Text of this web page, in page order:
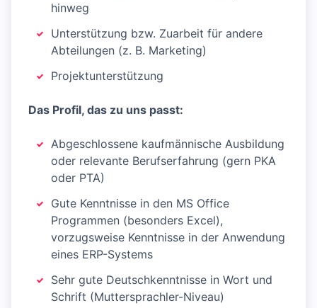
hinweg
Unterstützung bzw. Zuarbeit für andere
Abteilungen (z. B. Marketing)
Projektunterstützung
Das Profil, das zu uns passt:
Abgeschlossene kaufmännische Ausbildung
oder relevante Berufserfahrung (gern PKA
oder PTA)
Gute Kenntnisse in den MS Office
Programmen (besonders Excel),
vorzugsweise Kenntnisse in der Anwendung
eines ERP-Systems
Sehr gute Deutschkenntnisse in Wort und
Schrift (Muttersprachler-Niveau)